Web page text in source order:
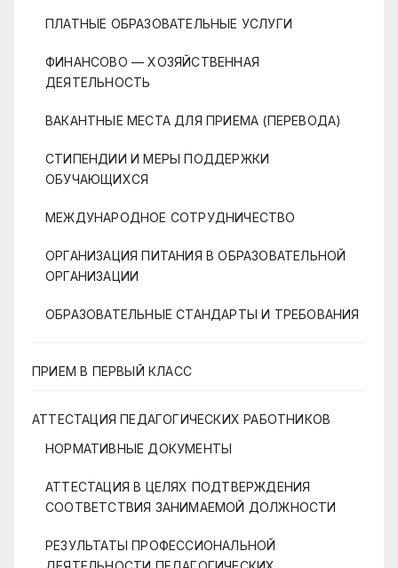
ПЛАТНЫЕ ОБРАЗОВАТЕЛЬНЫЕ УСЛУГИ
ФИНАНСОВО — ХОЗЯЙСТВЕННАЯ
ДЕЯТЕЛЬНОСТЬ
ВАКАНТНЫЕ МЕСТА ДЛЯ ПРИЕМА (ПЕРЕВОДА)
СТИПЕНДИИ И МЕРЫ ПОДДЕРЖКИ
ОБУЧАЮЩИХСЯ
МЕЖДУНАРОДНОЕ СОТРУДНИЧЕСТВО
ОРГАНИЗАЦИЯ ПИТАНИЯ В ОБРАЗОВАТЕЛЬНОЙ
ОРГАНИЗАЦИИ
ОБРАЗОВАТЕЛЬНЫЕ СТАНДАРТЫ И ТРЕБОВАНИЯ
ПРИЕМ В ПЕРВЫЙ КЛАСС
АТТЕСТАЦИЯ ПЕДАГОГИЧЕСКИХ РАБОТНИКОВ
НОРМАТИВНЫЕ ДОКУМЕНТЫ
АТТЕСТАЦИЯ В ЦЕЛЯХ ПОДТВЕРЖДЕНИЯ
СООТВЕТСТВИЯ ЗАНИМАЕМОЙ ДОЛЖНОСТИ
РЕЗУЛЬТАТЫ ПРОФЕССИОНАЛЬНОЙ